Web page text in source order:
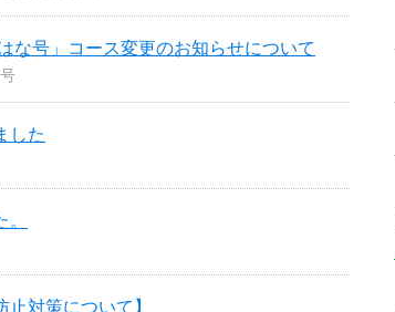
な号」コース変更のお知らせについて
した
対策について】